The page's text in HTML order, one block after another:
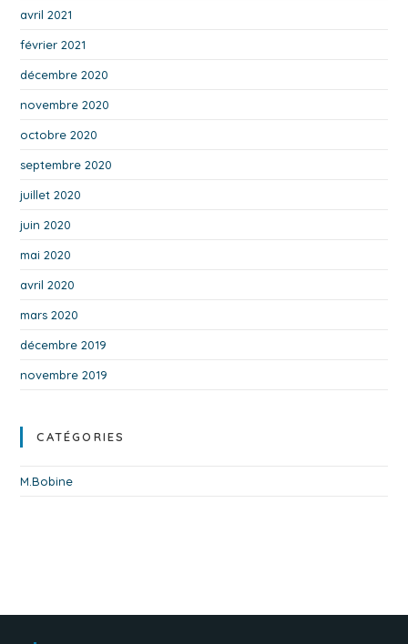
avril 2021
février 2021
décembre 2020
novembre 2020
octobre 2020
septembre 2020
juillet 2020
juin 2020
mai 2020
avril 2020
mars 2020
décembre 2019
novembre 2019
CATÉGORIES
M.Bobine